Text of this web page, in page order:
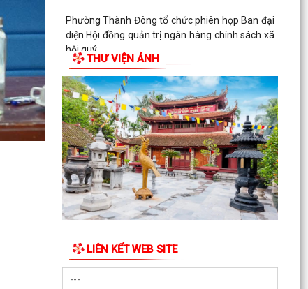
Phường Thành Đông tổ chức phiên họp Ban đại
diện Hội đồng quản trị ngân hàng chính sách xã
hội quý...
Hơn 1.600 đoàn viên, người lao động trên địa
bàn phường Thành Đông tham gia bữa cơm
công đoàn
Đảng ủy phường Thành Đông tổ chức lớp bồi
dưỡng Lý luận chính trị hè năm 2026 cho đội
ngũ giáo viên
Phường Thành Đông tri ân Người có công
Ngày Thương...
Phường Thành Đông tri ân các gia đình chính
THƯ VIỆN ẢNH
LIÊN KẾT WEB SITE